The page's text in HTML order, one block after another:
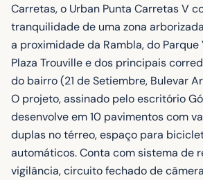
Carretas, o Urban Punta Carretas V
tranquilidade de uma zona
a proximidade da Rambla, do Parque
Plaza Trouville e dos principais
do bairro (21 de Setiembre, Bulevar
O projeto, assinado pelo escritório
desenvolve em 10 pavimentos com
duplas no térreo, espaço para
automáticos. Conta com sistema de
vigilância, circuito fechado de